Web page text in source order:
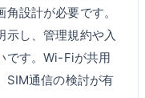
設計が必要です。
示し、管理規約や入
です。Wi-Fiが共用
SIM通信の検討が有